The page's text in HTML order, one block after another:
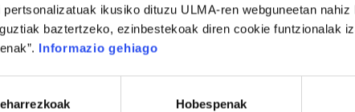
pertsonalizatuak ikusiko dituzu ULMA-ren webguneetan
baztertzeko, ezinbestekoak diren cookie funtzionalak
Informazio gehiago
Hobespenak